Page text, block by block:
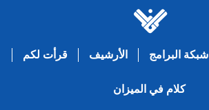
شبكة البرامج الأرشيف قرأت لكم
كلام في الميزان